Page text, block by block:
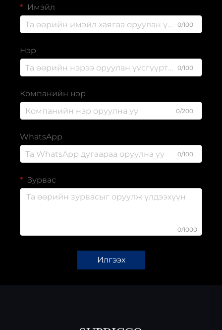
Имэйл
0/100
Нэр
0/100
Компанийн нэр
0/200
WhatsApp
0/100
Зурвас
0/1000
Илгээх